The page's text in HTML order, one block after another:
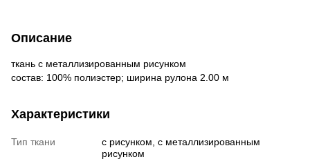
Описание
ткань с металлизированным рисунком
состав: 100% полиэстер; ширина рулона 2.00 м
Характеристики
Тип ткани
с рисунком, с металлизированным
рисунком